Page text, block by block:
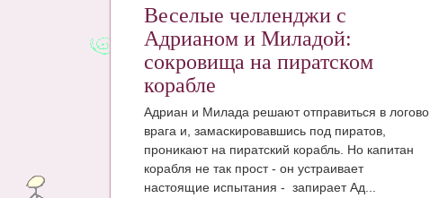
Веселые челленджи с
Адрианом и Миладой:
сокровища на пиратском
корабле
Адриан и Милада решают отправиться в логово
врага и, замаскировавшись под пиратов,
проникают на пиратский корабль. Но капитан
корабля не так прост - он устраивает
настоящие испытания - запирает Ад...